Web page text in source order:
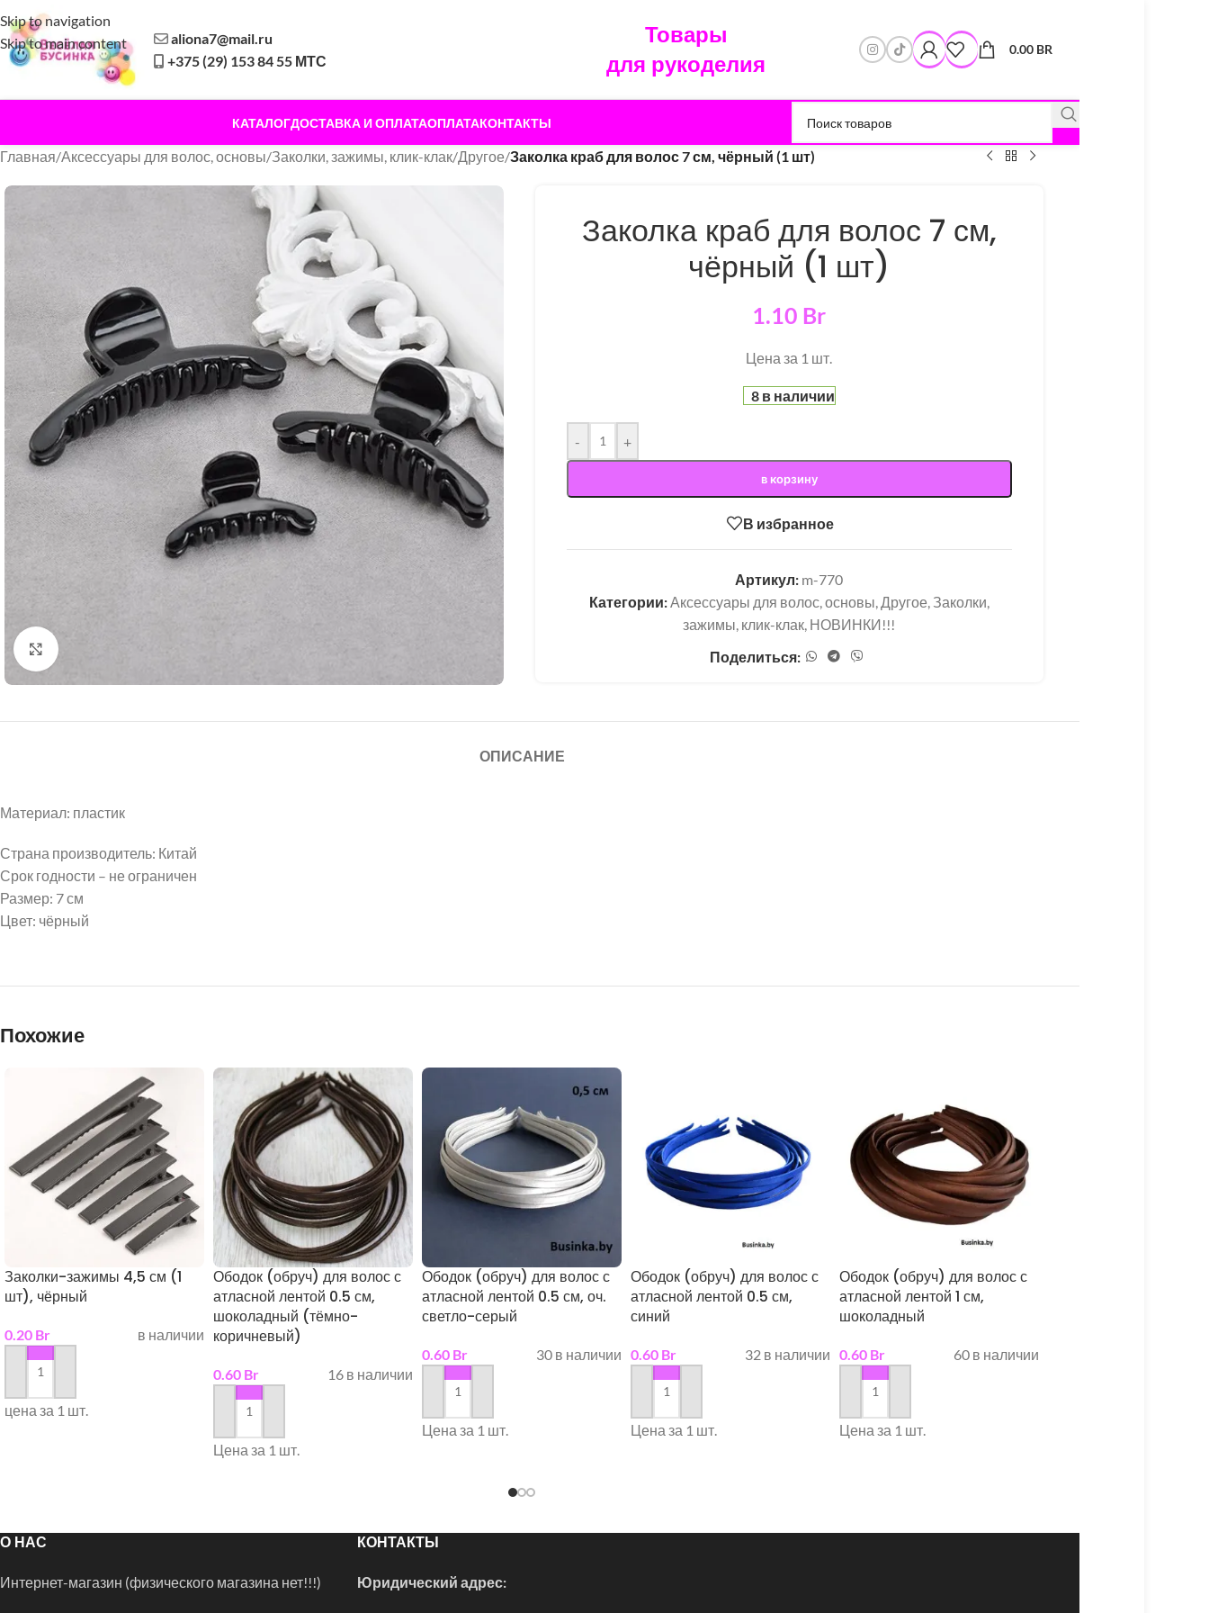
Skip to navigation
Skip to main content
aliona7@mail.ru
+375 (29) 153 84 55 МТС
Товары
для рукоделия
0.00 BR
КАТАЛОГДОСТАВКА И ОПЛАТАОПЛАТАКОНТАКТЫ
Главная/Аксессуары для волос, основы/Заколки, зажимы, клик-клак/Другое/Заколка краб для волос 7 см, чёрный (1 шт)
Заколка краб для волос 7 см,
чёрный (1 шт)
1.10 Br
Цена за 1 шт.
8 в наличии
- +
в корзину
В избранное
Артикул: m-770
Категории:Аксессуары для волос, основы,Другое, Заколки,
зажимы, клик-клак, НОВИНКИ!!!
Поделиться:
ОПИСАНИЕ
Материал: пластик
Страна производитель: Китай
Срок годности – не ограничен
Размер: 7 см
Цвет: чёрный
Похожие
Заколки-зажимы 4,5 см (1
шт), чёрный
0.20 Br в наличии
в корзину
цена за 1 шт.
Ободок (обруч) для волос с
атласной лентой 0.5 см,
шоколадный (тёмно-
коричневый)
0.60 Br 16 в наличии
в корзину
Цена за 1 шт.
Ободок (обруч) для волос с
атласной лентой 0.5 см, оч.
светло-серый
0.60 Br 30 в наличии
в корзину
Цена за 1 шт.
Ободок (обруч) для волос с
атласной лентой 0.5 см,
синий
0.60 Br 32 в наличии
в корзину
Цена за 1 шт.
Ободок (обруч) для волос с
атласной лентой 1 см,
шоколадный
0.60 Br 60 в наличии
в корзину
Цена за 1 шт.
О НАС
Интернет-магазин (физического магазина нет!!!)
КОНТАКТЫ
Юридический адрес: